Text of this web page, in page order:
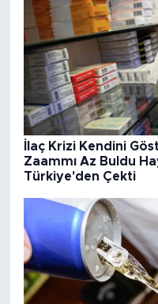
İlaç Krizi Kendini
Zaammı Az Buldu
Türkiye'den Çekti